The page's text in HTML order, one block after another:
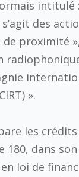
intitulé
des
de proximité
».
les
180, dans
loi de